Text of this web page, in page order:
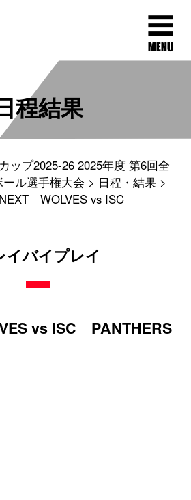
程結果
ップ2025-26 2025年度 第6回全
ル選手権大会
日程・結果
WOLVES vs ISC
イバイプレイ
vs ISC PANTHERS